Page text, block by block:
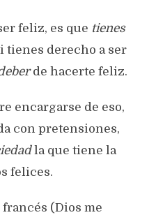
feliz, es que tienes
tienes derecho a ser
de hacerte feliz.
encargarse de eso,
con pretensiones,
la que tiene la
felices.
(Dios me